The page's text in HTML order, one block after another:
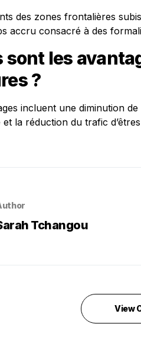
des zones frontalières
accru consacré à des
sont les
?
incluent une diminution
la réduction du trafic
Tchangou
View